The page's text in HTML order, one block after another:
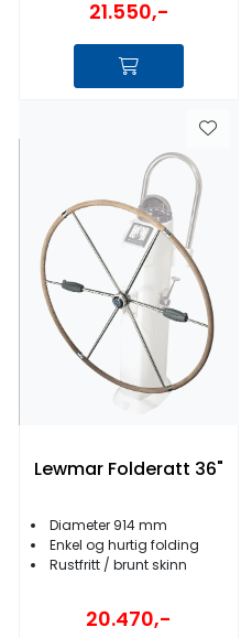
21.550,-
Lewmar Folderatt 36"
Diameter 914 mm
Enkel og hurtig folding
Rustfritt / brunt skinn
20.470,-